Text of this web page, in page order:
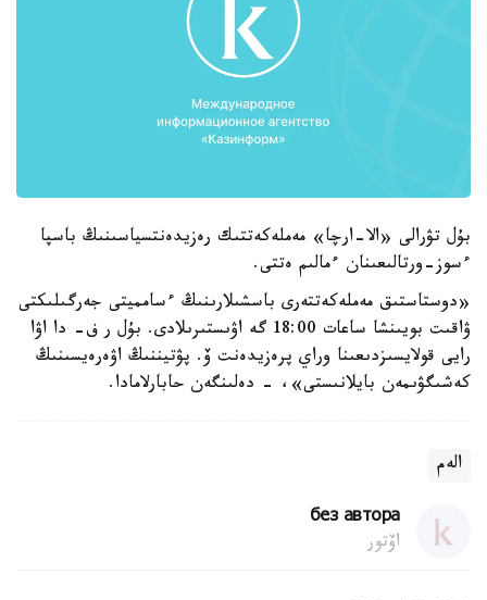
بۇل تۋرالى «الا-ارچا» مەملەكەتتىك رەزيدەنتسياسىنىڭ باسپا
ءسوز-ورتالىعىنان ءمالىم ەتتى.
«دوستاستىق مەملەكەتتەرى باسشىلارىنىڭ ءسامميتى جەرگىلىكتى
ۋاقىت بويىنشا ساعات 18:00 گە اۋىستىرىلادى. بۇل ر ف- دا اۋا
رايى قولايسىزدىعىنا وراي پرەزيدەنت ۆ. پۋتيننىڭ اۋەرەيسىنىڭ
كەشىگۋىمەن بايلانىستى»، - دەلىنگەن حابارلامادا.
الەم
без автора
اۆتور